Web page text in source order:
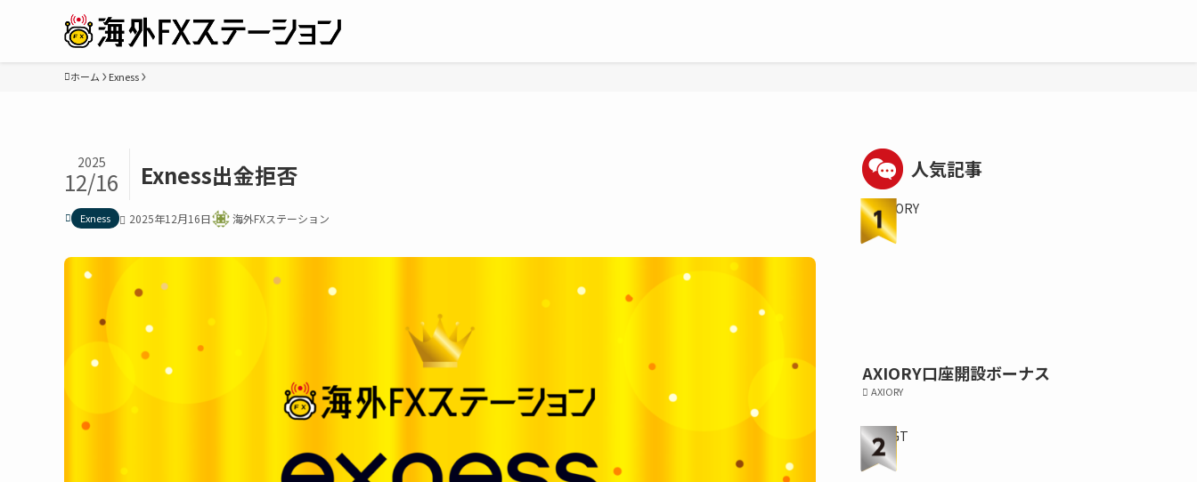
ホーム Exness
Exness出金拒否
2025
12/16
Exness 2025年12月16日 海外FXステーション
人気記事
AXIORY口座開設ボーナス
AXIORY